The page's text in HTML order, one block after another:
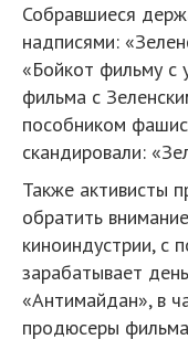
Собравшиеся
надписями:
«Бойкот фильму
фильма с
пособником
скандировали:
Также активисты
обратить
киноиндустрии, с
зарабатывает
«Антимайдан», в
продюсеры